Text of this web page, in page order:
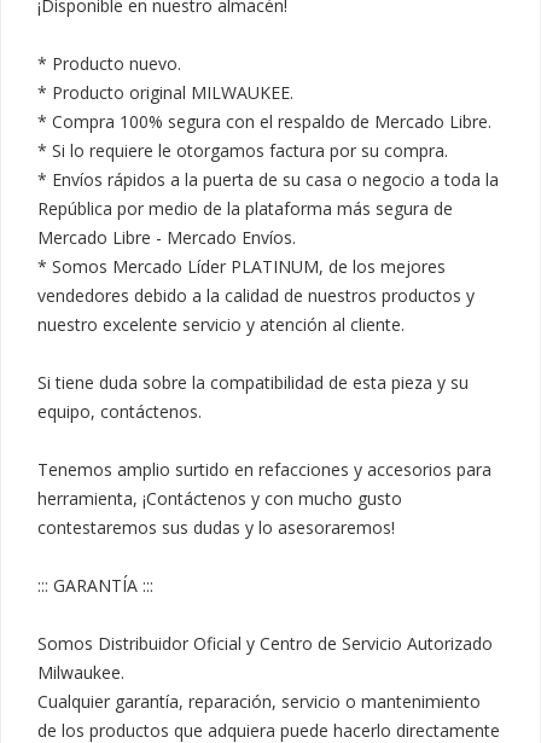
¡Disponible en nuestro almacén!
* Producto nuevo.
* Producto original MILWAUKEE.
* Compra 100% segura con el respaldo de Mercado Libre.
* Si lo requiere le otorgamos factura por su compra.
* Envíos rápidos a la puerta de su casa o negocio a toda la
República por medio de la plataforma más segura de
Mercado Libre - Mercado Envíos.
* Somos Mercado Líder PLATINUM, de los mejores
vendedores debido a la calidad de nuestros productos y
nuestro excelente servicio y atención al cliente.
Si tiene duda sobre la compatibilidad de esta pieza y su
equipo, contáctenos.
Tenemos amplio surtido en refacciones y accesorios para
herramienta, ¡Contáctenos y con mucho gusto
contestaremos sus dudas y lo asesoraremos!
::: GARANTÍA :::
Somos Distribuidor Oficial y Centro de Servicio Autorizado
Milwaukee.
Cualquier garantía, reparación, servicio o mantenimiento
de los productos que adquiera puede hacerlo directamente